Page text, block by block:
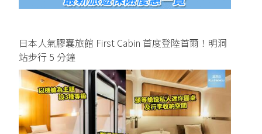
日本人氣膠囊旅館 First Cabin 首度登陸首爾！明洞
站步行 5 分鐘